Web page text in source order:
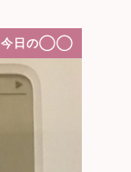
今日の◯◯